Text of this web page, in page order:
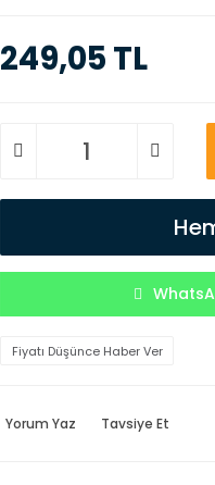
249,05 TL
Fiyatı Düşünce Haber Ver
Yorum Yaz Tavsiye Et